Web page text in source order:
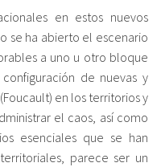
en estos nuevos
se ha abierto el escenario
a uno u otro bloque
de nuevas y
en los territorios y
el caos, así como
esenciales que se han
parece ser un